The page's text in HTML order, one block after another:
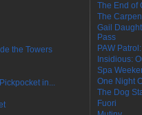
the Towers
in...
The End of
The
Gail
Pass
PAW
Insidious:
Spa
One Night
The Dog
Fuori